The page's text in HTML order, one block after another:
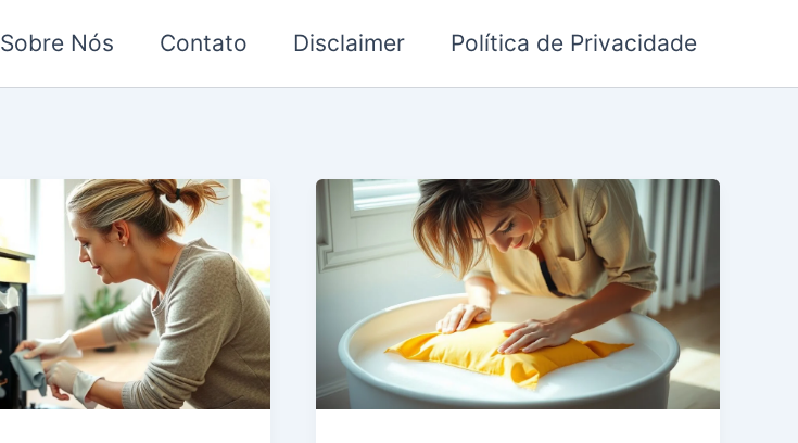
Sobre Nós Contato Disclaimer Política de Privacidade